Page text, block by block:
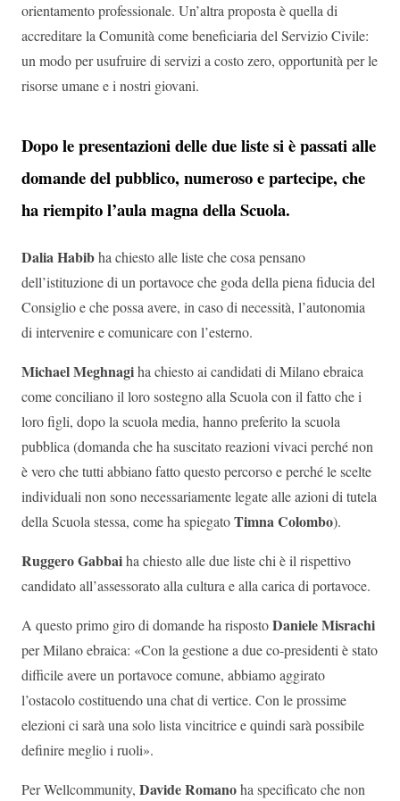
orientamento professionale. Un’altra proposta è quella di
accreditare la Comunità come beneficiaria del Servizio Civile:
un modo per usufruire di servizi a costo zero, opportunità per le
risorse umane e i nostri giovani.
Dopo le presentazioni delle due liste si è passati alle
domande del pubblico, numeroso e partecipe, che
ha riempito l’aula magna della Scuola.
Dalia Habibha chiesto alle liste che cosa pensano
dell’istituzione di un portavoce che goda della piena fiducia del
Consiglio e che possa avere, in caso di necessità, l’autonomia
di intervenire e comunicare con l’esterno.
Michael Meghnagiha chiesto ai candidati di Milano ebraica
come conciliano il loro sostegno alla Scuola con il fatto che i
loro figli, dopo la scuola media, hanno preferito la scuola
pubblica (domanda che ha suscitato reazioni vivaci perché non
è vero che tutti abbiano fatto questo percorso e perché le scelte
individuali non sono necessariamente legate alle azioni di tutela
della Scuola stessa, come ha spiegatoTimna Colombo).
Ruggero Gabbaiha chiesto alle due liste chi è il rispettivo
candidato all’assessorato alla cultura e alla carica di portavoce.
A questo primo giro di domande ha rispostoDaniele Misrachi
per Milano ebraica: «Con la gestione a due co-presidenti è stato
difficile avere un portavoce comune, abbiamo aggirato
l’ostacolo costituendo una chat di vertice. Con le prossime
elezioni ci sarà una solo lista vincitrice e quindi sarà possibile
definire meglio i ruoli».
Per Wellcommunity, Davide Romanoha specificato che non